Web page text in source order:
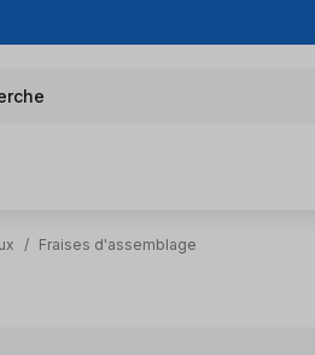
/ Fraises d'assemblage